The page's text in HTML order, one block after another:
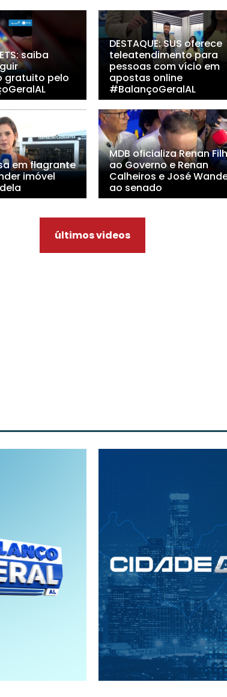
saiba
gratuito pelo
DESTAQUE: SUS oferece
teleatendimento para
pessoas com vício em
apostas online
#BalançoGeralAL
em flagrante
imóvel
MDB oficializa Renan
ao Governo e Renan
Calheiros e José
ao senado
últimos videos